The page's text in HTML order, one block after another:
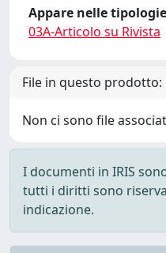
Appare nelle
03A-Articolo su Rivista
File in questo prodotto:
Non ci sono file
I documenti in IRIS
tutti i diritti sono
indicazione.